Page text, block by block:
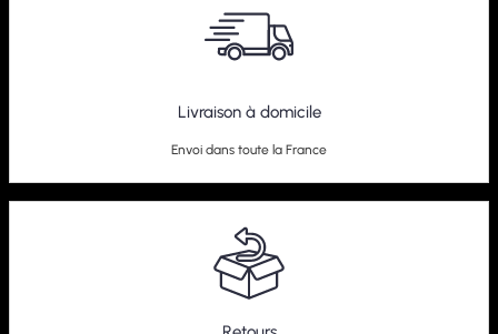
Livraison à domicile
Envoi dans toute la France